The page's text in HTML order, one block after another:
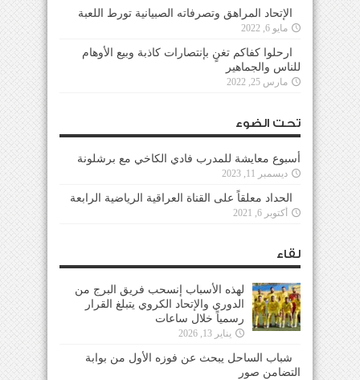
الإتحاد المراهق وتصرفاته الصبيانية تورط اللعبة
مايو 6, 2022
ارحلوا كفاكم تغنٍ بإنتصارات كاذبة وبيع الأوهام
للناس والجماهير
مارس 25, 2022
تحت الضوء
أسبوع معايشة للمدرب فادي الكاخي مع برشلونة
ديسمبر 11, 2023
الحداد معلقاً على القناة العراقية الرياضية الرابعة
أكتوبر 6, 2021
لقاء
لهذه الأسباب إنسحب فريق البرج من
الدوري والإتحاد الكروي يتبلغ القرار
رسمياً خلال ساعات
يناير 13, 2026
شباب الساحل يبحث عن فوزه الأول من بوابة
التضامن صور